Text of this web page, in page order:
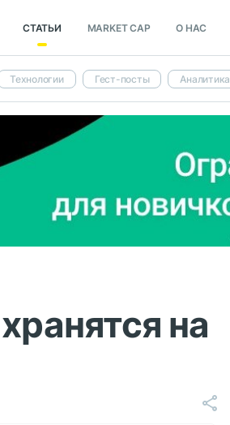
СТАТЬИ MARKET CAP О НАС
Технологии Гест-посты Аналитика
на